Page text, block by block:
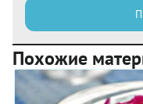
Похожие